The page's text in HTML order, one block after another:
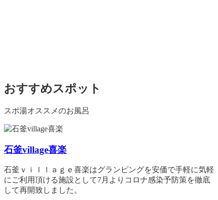
おすすめスポット
スポ湯オススメのお風呂
石釜village喜楽
石釜ｖｉｌｌａｇｅ喜楽はグランピングを安価で手軽に気軽
にご利用頂ける施設として7月よりコロナ感染予防策を徹底
して再開致しました。